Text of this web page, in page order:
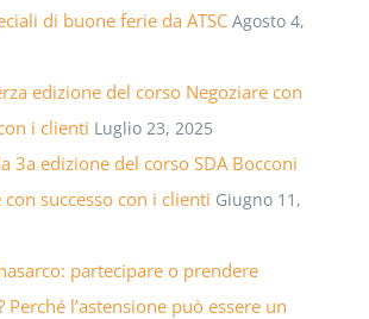
di buone ferie da ATSC Agosto 4,
edizione del corso Negoziare con
i clienti Luglio 23, 2025
3a edizione del corso SDA Bocconi
con successo con i clienti Giugno 11,
partecipare o prendere
Perché l’astensione può essere un